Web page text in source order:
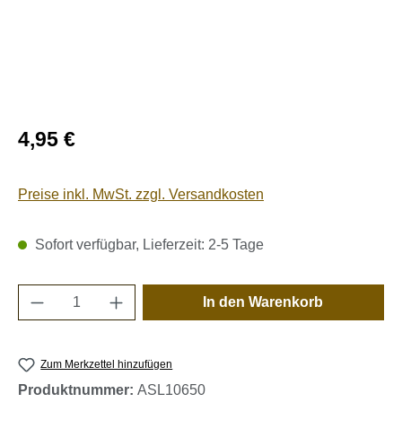
Regulärer Preis:
4,95 €
Preise inkl. MwSt. zzgl. Versandkosten
Sofort verfügbar, Lieferzeit: 2-5 Tage
Produkt Anzahl: Gib den gewünschten
In den Warenkorb
Zum Merkzettel hinzufügen
Produktnummer: ASL10650